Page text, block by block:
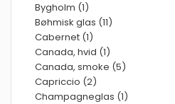
Bygholm (1)
Bøhmisk glas (11)
Cabernet (1)
Canada, hvid (1)
Canada, smoke (5)
Capriccio (2)
Champagneglas (1)